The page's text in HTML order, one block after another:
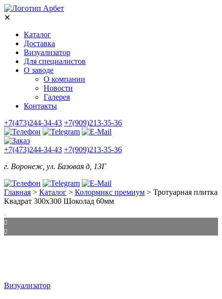
✕
Каталог
Доставка
Визуализатор
Для специалистов
О заводе
О компании
Новости
Галерея
Контакты
+7(473)244-34-43 +7(909)213-35-36
+7(473)244-34-43 +7(909)213-35-36
г. Воронеж, ул. Базовая д, 13Г
Главная > Каталог > Колормикс премиум > Тротуарная плитка
Квадрат 300х300 Шоколад 60мм
Визуализатор